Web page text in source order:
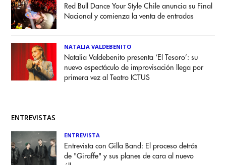
Red Bull Dance Your Style Chile anuncia su Final
Nacional y comienza la venta de entradas
NATALIA VALDEBENITO
Natalia Valdebenito presenta ‘El Tesoro’: su
nuevo espectáculo de improvisación llega por
primera vez al Teatro ICTUS
ENTREVISTAS
ENTREVISTA
Entrevista con Gilla Band: El proceso detrás
de "Giraffe" y sus planes de cara al nuevo